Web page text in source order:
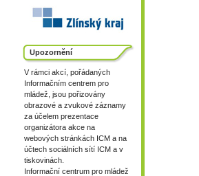
Upozornění
V rámci akcí, pořádaných
Informačním centrem pro
mládež, jsou pořizovány
obrazové a zvukové záznamy
za účelem prezentace
organizátora akce na
webových stránkách ICM a na
účtech sociálních sítí ICM a v
tiskovinách.
Informační centrum pro mládež